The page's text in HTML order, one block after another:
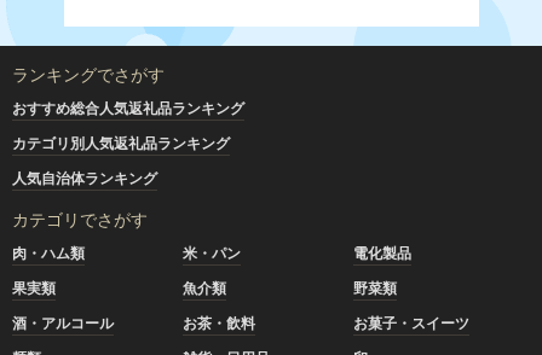
ランキングでさがす
おすすめ総合人気返礼品ランキング
カテゴリ別人気返礼品ランキング
人気自治体ランキング
カテゴリでさがす
肉・ハム類 米・パン
電化製品
果実類
魚介類
野菜類
酒・アルコール
お茶・飲料
お菓子・スイーツ